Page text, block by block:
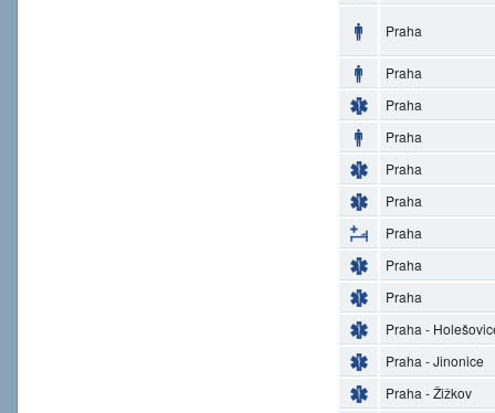
Praha
Praha
Praha
Praha
Praha
Praha
Praha
Praha
Praha
Praha -
Praha - Jinonice
Praha - Žižkov